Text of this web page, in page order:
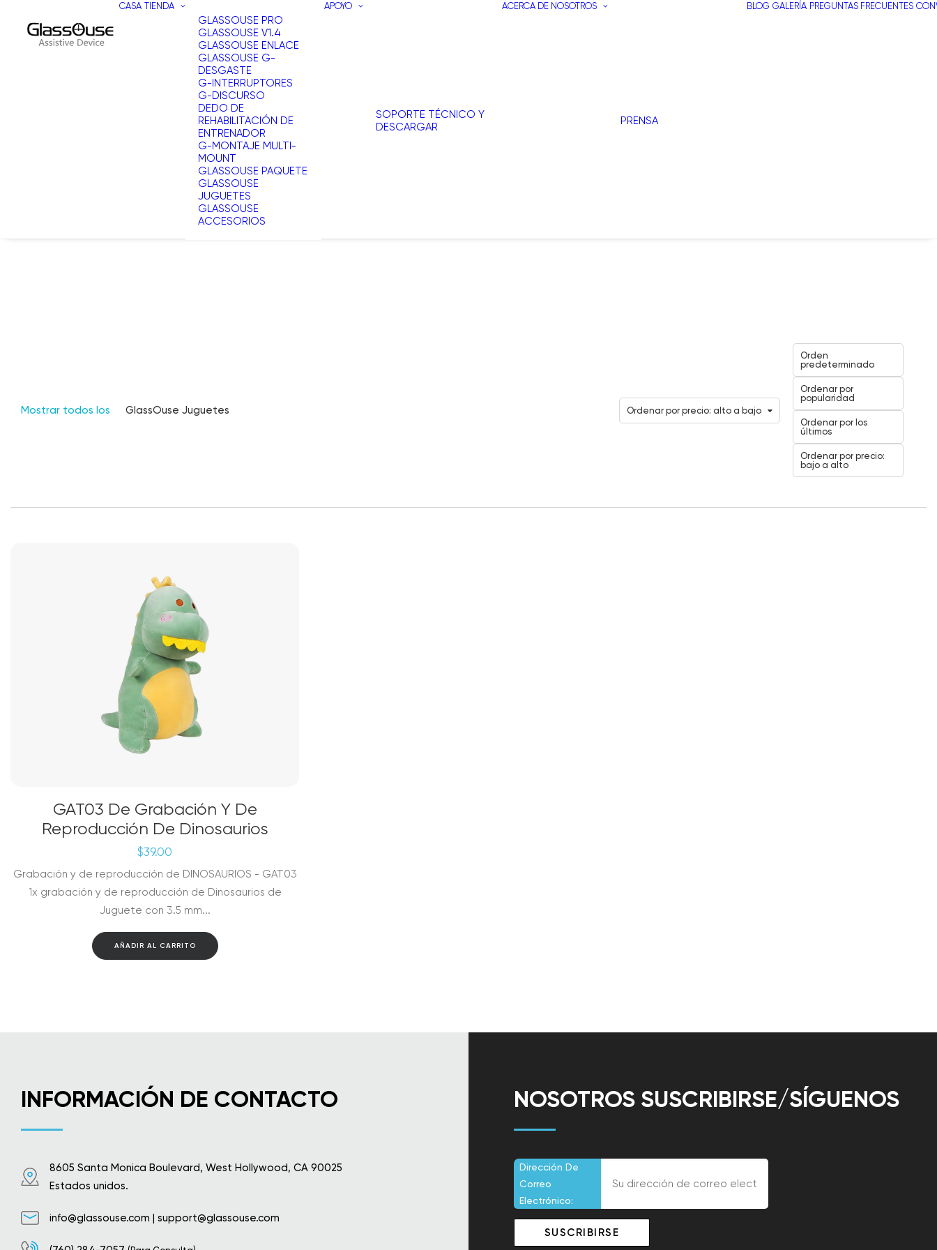
CASA TIENDA
GLASSOUSE PRO
GLASSOUSE V1.4
GLASSOUSE ENLACE
GLASSOUSE G-
DESGASTE
G-INTERRUPTORES
G-DISCURSO
DEDO DE
REHABILITACIÓN DE
ENTRENADOR
G-MONTAJE MULTI-
MOUNT
GLASSOUSE PAQUETE
GLASSOUSE
JUGUETES
GLASSOUSE
ACCESORIOS
APOYO
SOPORTE TÉCNICO Y
DESCARGAR
ACERCA DE NOSOTROS
PRENSA
BLOG GALERÍA PREGUNTAS FRECUENTES
Mostrar todos los GlassOuse Juguetes Ordenar por precio: alto a bajo
Orden
predeterminado
Ordenar por
popularidad
Ordenar por los
últimos
Ordenar por precio:
bajo a alto
GAT03 De Grabación Y De
Reproducción De Dinosaurios
$39.00
Grabación y de reproducción de DINOSAURIOS - GAT03
1x grabación y de reproducción de Dinosaurios de
Juguete con 3.5 mm...
AÑADIR AL CARRITO
INFORMACIÓN DE CONTACTO
8605 Santa Monica Boulevard, West Hollywood, CA 90025
Estados unidos.
info@glassouse.com | support@glassouse.com
NOSOTROS SUSCRIBIRSE/SÍGUENOS
Dirección De
Correo
Electrónico: